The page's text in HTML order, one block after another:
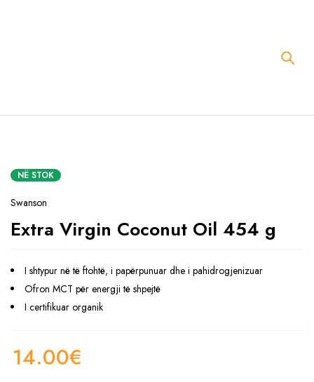
NË STOK
Swanson
Extra Virgin Coconut Oil 454 g
I shtypur në të ftohtë, i papërpunuar dhe i pahidrogjenizuar
Ofron MCT për energji të shpejtë
I certifikuar organik
14.00€